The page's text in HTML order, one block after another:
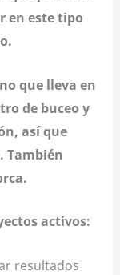
en este tipo
que lleva en
de buceo y
así que
También
activos:
resultados